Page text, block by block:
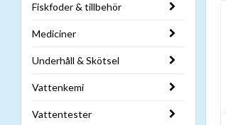
Fiskfoder & tillbehör
Mediciner
Underhåll & Skötsel
Vattenkemi
Vattentester